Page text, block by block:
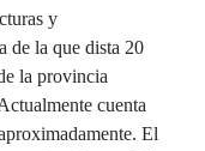
y
de la que dista 20
la provincia
cuenta
El